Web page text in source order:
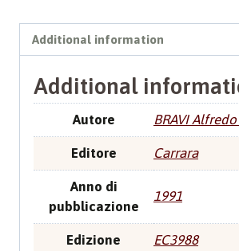
Additional information
Additional
Autore BRAVI
Editore Carrara
Anno di
pubblicazione
1991
Edizione EC3988